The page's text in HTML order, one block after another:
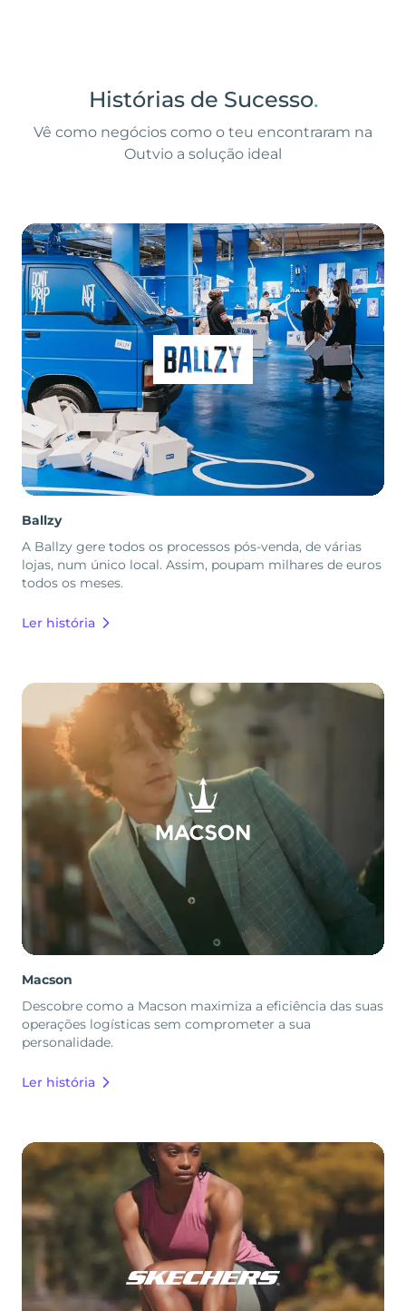
Histórias de Sucesso.
Vê como negócios como o teu encontraram na
Outvio a solução ideal
Ballzy
A Ballzy gere todos os processos pós-venda, de várias
lojas, num único local. Assim, poupam milhares de euros
todos os meses.
Ler história
Macson
Descobre como a Macson maximiza a eficiência das suas
operações logísticas sem comprometer a sua
personalidade.
Ler história